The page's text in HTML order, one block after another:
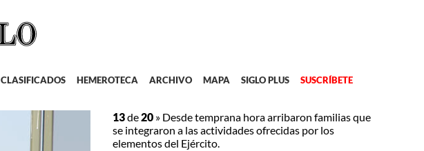
CLASIFICADOS HEMEROTECA ARCHIVO MAPA SIGLO PLUS SUSCRÍBETE
13de20 » Desde temprana hora arribaron familias que
se integraron a las actividades ofrecidas por los
elementos del Ejército.